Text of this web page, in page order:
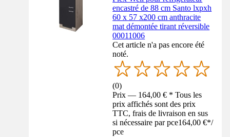
encastré de 88 cm Santo lxpxh
60 x 57 x200 cm anthracite
mat démontée tirant réversible
00011006
Cet article n'a pas encore été
noté.
(0)
Prix — 164,00 € * Tous les
prix affichés sont des prix
TTC, frais de livraison en sus
si nécessaire par pce164,00 €*/
pce